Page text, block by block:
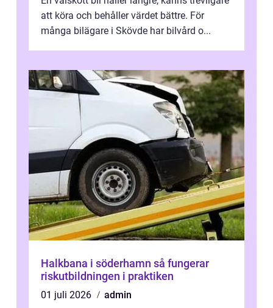
att köra och behåller värdet bättre. För
många bilägare i Skövde har bilvård o...
Halkbana i söderhamn så fungerar
riskutbildningen i praktiken
01 juli 2026 admin